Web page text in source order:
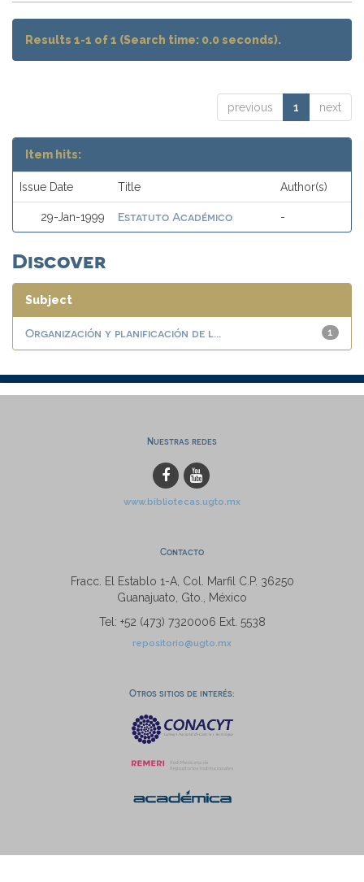
Results 1-1 of 1 (Search time: 0.0 seconds).
previous 1 next
Item hits:
Issue Date Title Author(s)
29-Jan-1999 Estatuto Académico -
Discover
Subject
1
Organización y planificación de l...
Nuestras redes
www.bibliotecas.ugto.mx
Contacto
Fracc. El Establo 1-A, Col. Marfil C.P. 36250
Guanajuato, Gto., México
Tel: +52 (473) 7320006 Ext. 5538
repositorio@ugto.mx
Otros sitios de interés: